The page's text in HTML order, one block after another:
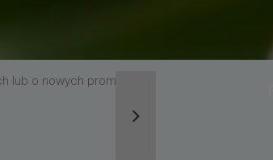
lub o nowych promocjach,